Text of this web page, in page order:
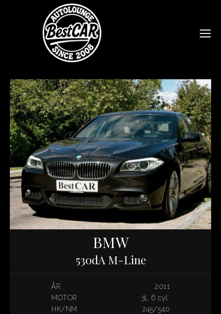
BMW
530dA M-Line
ÅR
2011
MOTOR
3L 6 cyl.
HK/NM
245/540